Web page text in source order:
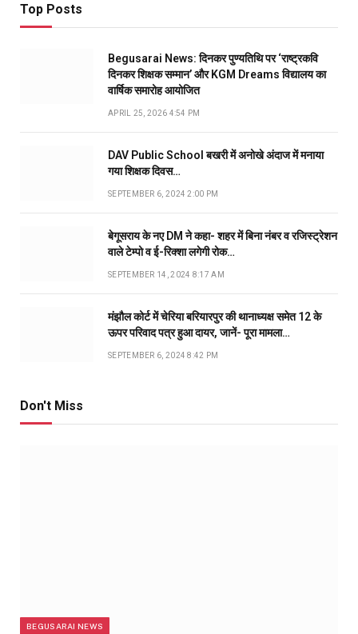
Top Posts
Begusarai News: दिनकर पुण्यतिथि पर ‘राष्ट्रकवि
दिनकर शिक्षक सम्मान’ और KGM Dreams विद्यालय का
वार्षिक समारोह आयोजित
APRIL 25, 2026 4:54 PM
DAV Public School बखरी में अनोखे अंदाज में मनाया
गया शिक्षक दिवस…
SEPTEMBER 6, 2024 2:00 PM
बेगूसराय के नए DM ने कहा- शहर में बिना नंबर व रजिस्ट्रेशन
वाले टेम्पो व ई-रिक्शा लगेगी रोक…
SEPTEMBER 14, 2024 8:17 AM
मंझौल कोर्ट में चेरिया बरियारपुर की थानाध्यक्ष समेत 12 के
ऊपर परिवाद पत्र हुआ दायर, जानें- पूरा मामला…
SEPTEMBER 6, 2024 8:42 PM
Don't Miss
BEGUSARAI NEWS